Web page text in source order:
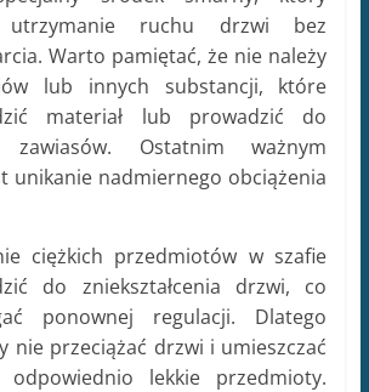
ruchu drzwi bez
Warto pamiętać, że nie należy
lub innych substancji, które
materiał lub prowadzić do
zawiasów. Ostatnim ważnym
unikanie nadmiernego obciążenia
ciężkich przedmiotów w szafie
do zniekształcenia drzwi, co
ponownej regulacji. Dlatego
nie przeciążać drzwi i umieszczać
lekkie przedmioty.